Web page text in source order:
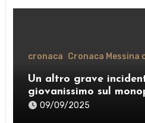
cronaca Cronaca Messina
Un altro grave
giovanissimo sul
strade di Messina
09/09/2025